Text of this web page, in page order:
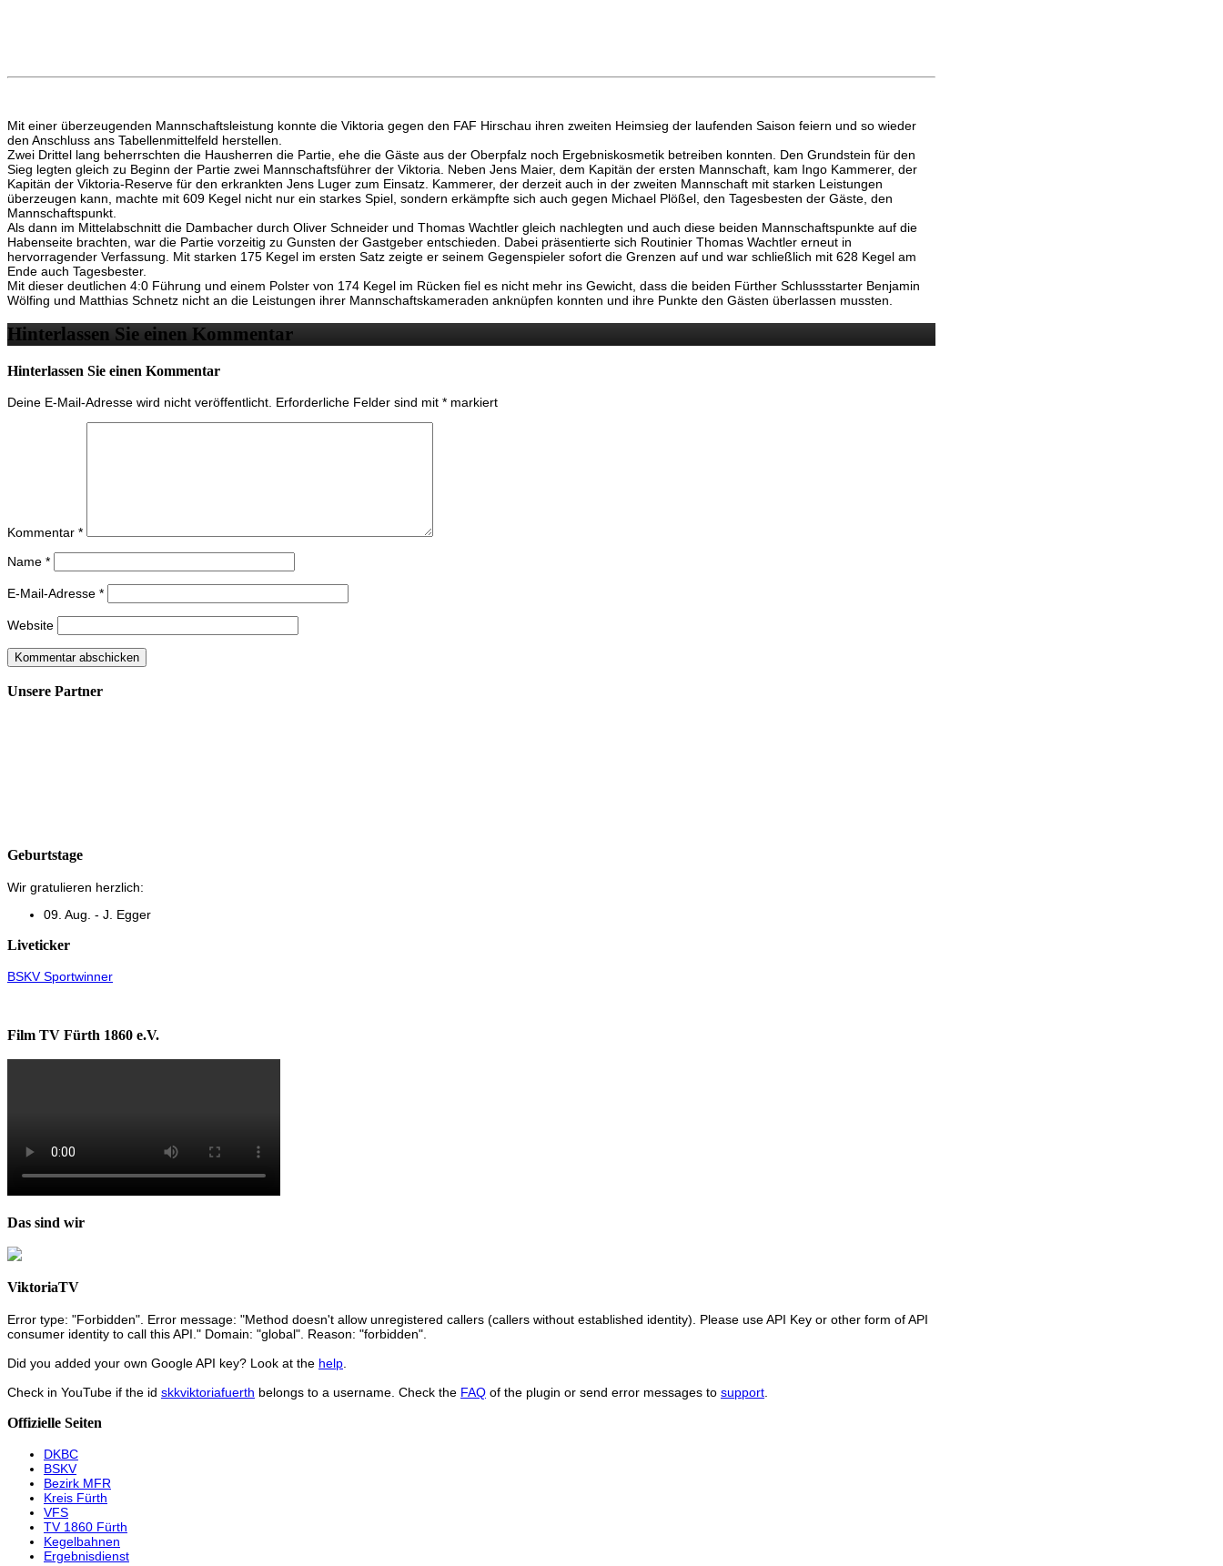
Mit einer überzeugenden Mannschaftsleistung konnte die Viktoria gegen den FAF Hirschau ihren zweiten Heimsieg der laufenden Saison feiern und so wieder
den Anschluss ans Tabellenmittelfeld herstellen.
Zwei Drittel lang beherrschten die Hausherren die Partie, ehe die Gäste aus der Oberpfalz noch Ergebniskosmetik betreiben konnten. Den Grundstein für den
Sieg legten gleich zu Beginn der Partie zwei Mannschaftsführer der Viktoria. Neben Jens Maier, dem Kapitän der ersten Mannschaft, kam Ingo Kammerer, der
Kapitän der Viktoria-Reserve für den erkrankten Jens Luger zum Einsatz. Kammerer, der derzeit auch in der zweiten Mannschaft mit starken Leistungen
überzeugen kann, machte mit 609 Kegel nicht nur ein starkes Spiel, sondern erkämpfte sich auch gegen Michael Plößel, den Tagesbesten der Gäste, den
Mannschaftspunkt.
Als dann im Mittelabschnitt die Dambacher durch Oliver Schneider und Thomas Wachtler gleich nachlegten und auch diese beiden Mannschaftspunkte auf die
Habenseite brachten, war die Partie vorzeitig zu Gunsten der Gastgeber entschieden. Dabei präsentierte sich Routinier Thomas Wachtler erneut in
hervorragender Verfassung. Mit starken 175 Kegel im ersten Satz zeigte er seinem Gegenspieler sofort die Grenzen auf und war schließlich mit 628 Kegel am
Ende auch Tagesbester.
Mit dieser deutlichen 4:0 Führung und einem Polster von 174 Kegel im Rücken fiel es nicht mehr ins Gewicht, dass die beiden Fürther Schlussstarter Benjamin
Wölfing und Matthias Schnetz nicht an die Leistungen ihrer Mannschaftskameraden anknüpfen konnten und ihre Punkte den Gästen überlassen mussten.
Hinterlassen Sie einen Kommentar
Hinterlassen Sie einen Kommentar
Deine E-Mail-Adresse wird nicht veröffentlicht. Erforderliche Felder sind mit * markiert
Kommentar *
Name *
E-Mail-Adresse *
Website
Unsere Partner
Geburtstage
Wir gratulieren herzlich:
09. Aug. - J. Egger
Liveticker
BSKV Sportwinner
Film TV Fürth 1860 e.V.
Das sind wir
ViktoriaTV
Error type: "Forbidden". Error message: "Method doesn't allow unregistered callers (callers without established identity). Please use API Key or other form of API
consumer identity to call this API." Domain: "global". Reason: "forbidden".
Did you added your own Google API key? Look at the help
Check in YouTube if the id skkviktoriafuerth belongs to a username. Check the FAQ of the plugin or send error messages to support
Offizielle Seiten
DKBC
BSKV
Bezirk MFR
Kreis Fürth
VFS
TV 1860 Fürth
Kegelbahnen
Ergebnisdienst